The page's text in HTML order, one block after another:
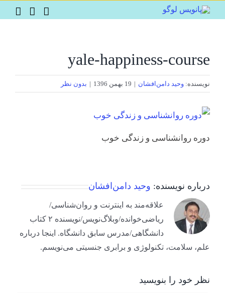
to
yale-happiness-course
نویسنده: وحید دامن‌افشان | 19 بهمن 1396 | بدون نظر
دوره روانشناسی و زندگی خوب
درباره نویسنده: وحید دامن‌افشان
علاقه‌مند به اینترنت و روان‌شناسی/
ریاضی‌خوانده/وبلاگ‌نویس/نویسنده ۲ کتاب
دانشگاهی/مدرس سابق دانشگاه. اینجا درباره
علم، سلامت، تکنولوژی و برابری جنسیتی می‌نویسم.
نظر خود را بنویسید